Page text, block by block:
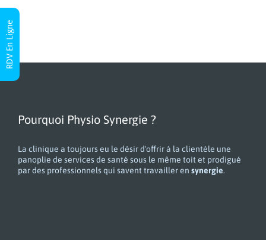
Pourquoi Physio Synergie ?
La clinique a toujours eu le désir d'offrir à la clientèle une
panoplie de services de santé sous le même toit et prodigué
par des professionnels qui savent travailler en synergie.
RDV En Ligne